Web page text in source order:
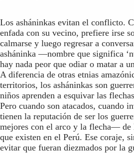
Los asháninkas evitan el conflicto.
enfada con su vecino, prefiere irse
calmarse y luego regresar a
asháninka —nombre que significa
hay nada peor que odiar o matar a
A diferencia de otras etnias
territorios, los asháninkas son
niños aprenden a esquivar las
Pero cuando son atacados, cuando
tienen la reputación de ser los
mejores con el arco y la flecha— de
que existen en el Perú. Ese coraje,
evitar que fueran diezmados por la